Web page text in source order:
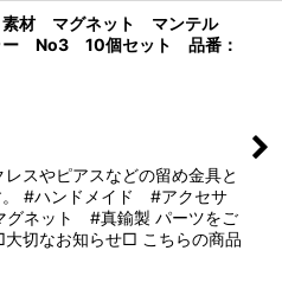
材 マグネット マンテル
ー No3 10個セット 品番：
スやピアスなどの留め金具と
。 #ハンドメイド #アクセサ
ネット #真鍮製 パーツをご
切なお知らせ□ こちらの商品